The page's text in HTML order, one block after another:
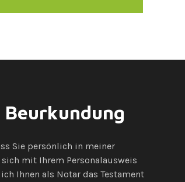
Sie persönlich in meiner
mit Ihrem Personalausweis
Ihnen als Notar das Testament